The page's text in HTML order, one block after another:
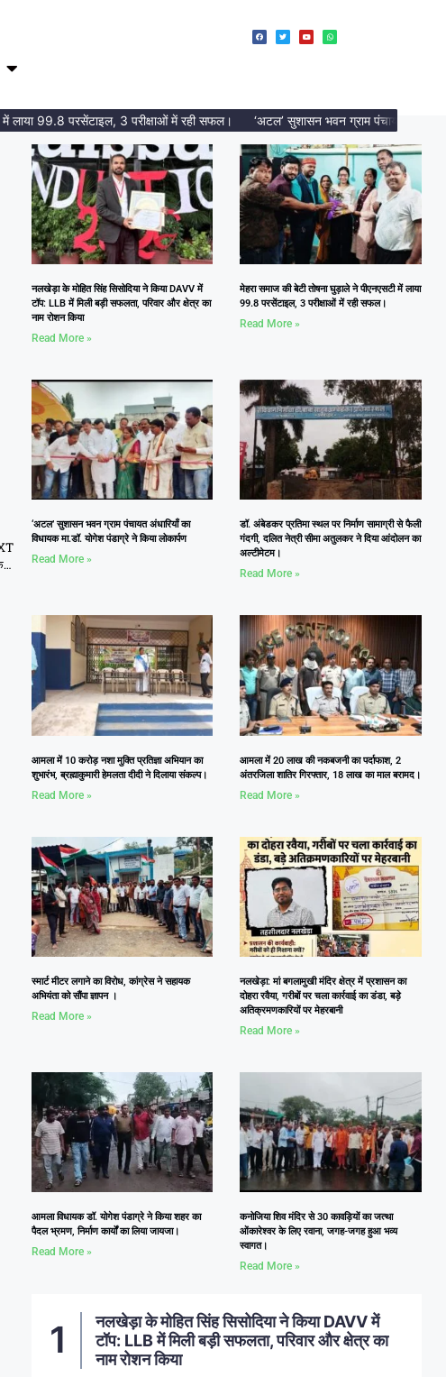
99.8 परसेंटाइल, 3 परीक्षाओं में रही सफल। ‘अटल’ सुशासन भवन ग्राम पंचायत अंधारियाँ का
विधानसभा क्षेत्र बेलसंड लोकसभा निर्वाचन क्षेत्र के तहत आता है, RJD और JDU में होगी कड़ी टक्कर
नलखेड़ा के मोहित सिंह सिसोदिया ने किया DAVV में
टॉप: LLB में मिली बड़ी सफलता, परिवार और क्षेत्र का
नाम रोशन किया
Read More »
मेहरा समाज की बेटी तोषना घुड़ाले ने पीएनएसटी में लाया
99.8 परसेंटाइल, 3 परीक्षाओं में रही सफल।
Read More »
‘अटल’ सुशासन भवन ग्राम पंचायत अंधारियाँ का
विधायक मा.डॉ. योगेश पंडाग्रे ने किया लोकार्पण
Read More »
डॉ. अंबेडकर प्रतिमा स्थल पर निर्माण सामाग्री से फैली
गंदगी, दलित नेत्री सीमा अतुलकर ने दिया आंदोलन का
अल्टीमेटम।
Read More »
आमला में 10 करोड़ नशा मुक्ति प्रतिज्ञा अभियान का
शुभारंभ, ब्रह्माकुमारी हेमलता दीदी ने दिलाया संकल्प।
Read More »
आमला में 20 लाख की नकबजनी का पर्दाफाश, 2
अंतरजिला शातिर गिरफ्तार, 18 लाख का माल बरामद।
Read More »
स्मार्ट मीटर लगाने का विरोध, कांग्रेस ने सहायक
अभियंता को सौंपा ज्ञापन ।
Read More »
नलखेड़ा: मां बगलामुखी मंदिर क्षेत्र में प्रशासन का
दोहरा रवैया, गरीबों पर चला कार्रवाई का डंडा, बड़े
अतिक्रमणकारियों पर मेहरबानी
Read More »
आमला विधायक डॉ. योगेश पंडाग्रे ने किया शहर का
पैदल भ्रमण, निर्माण कार्यों का लिया जायजा।
Read More »
कनोजिया शिव मंदिर से 30 कावड़ियों का जत्था
ओंकारेश्वर के लिए रवाना, जगह-जगह हुआ भव्य
स्वागत।
Read More »
नलखेड़ा के मोहित सिंह सिसोदिया ने किया DAVV में
टॉप: LLB में मिली बड़ी सफलता, परिवार और क्षेत्र का
नाम रोशन किया